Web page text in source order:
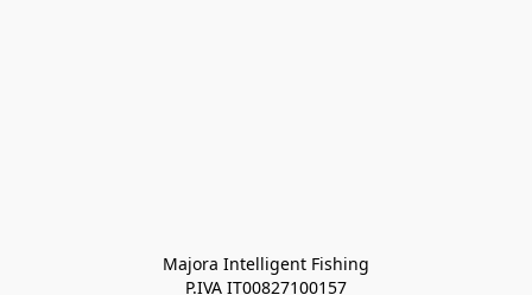
Majora Intelligent Fishing
P.IVA IT00827100157